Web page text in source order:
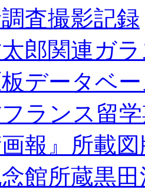
査撮影記録
郎関連ガ
データベ
ランス留
画報』所載
館所蔵黒